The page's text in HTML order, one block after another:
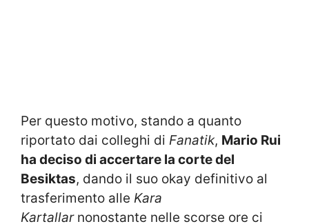
Per questo motivo, stando a quanto
riportato dai colleghi di Fanatik, Mario Rui
ha deciso di accertare la corte del
Besiktas, dando il suo okay definitivo al
trasferimento alle Kara
Kartallar nonostante nelle scorse ore ci